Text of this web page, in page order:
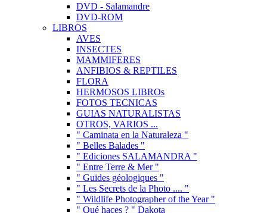
DVD - Salamandre
DVD-ROM
LIBROS
AVES
INSECTES
MAMMIFERES
ANFIBIOS & REPTILES
FLORA
HERMOSOS LIBROs
FOTOS TECNICAS
GUIAS NATURALISTAS
OTROS, VARIOS ...
" Caminata en la Naturaleza "
" Belles Balades "
" Ediciones SALAMANDRA "
" Entre Terre & Mer "
" Guides géologiques "
" Les Secrets de la Photo .... "
" Wildlife Photographer of the Year "
" Qué haces ? " Dakota